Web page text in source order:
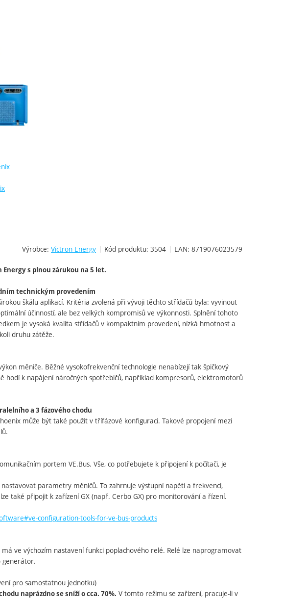
Výrobce: Victron Energy Kód produktu: 3504 EAN: 8719076023579
s plnou zárukou na 5 let.
technickým provedením
škálu aplikací. Kritéria zvolená při vývoji těchto střídačů byla: vyvinout
účinností, ale bez velkých kompromisů ve výkonnosti. Splnění tohoto
je vysoká kvalita střídačů v kompaktním provedení, nízká hmotnost a
druhu zátěže.
měniče. Běžné vysokofrekvenční technologie nenabízejí tak špičkový
hodí k napájení náročných spotřebičů, například kompresorů, elektromotorů
a 3 fázového chodu
může být také použit v třífázové konfiguraci. Takové propojení mezi
portem VE.Bus. Vše, co potřebujete k připojení k počítači, je
parametry měničů. To zahrnuje výstupní napětí a frekvenci,
také připojit k zařízení GX (např. Cerbo GX) pro monitorování a řízení.
configuration-tools-for-ve-bus-products
ve výchozím nastavení funkci poplachového relé. Relé lze naprogramovat
generátor.
pro samostatnou jednotku)
naprázdno se sníží o cca. 70%. V tomto režimu se zařízení, pracuje-li v